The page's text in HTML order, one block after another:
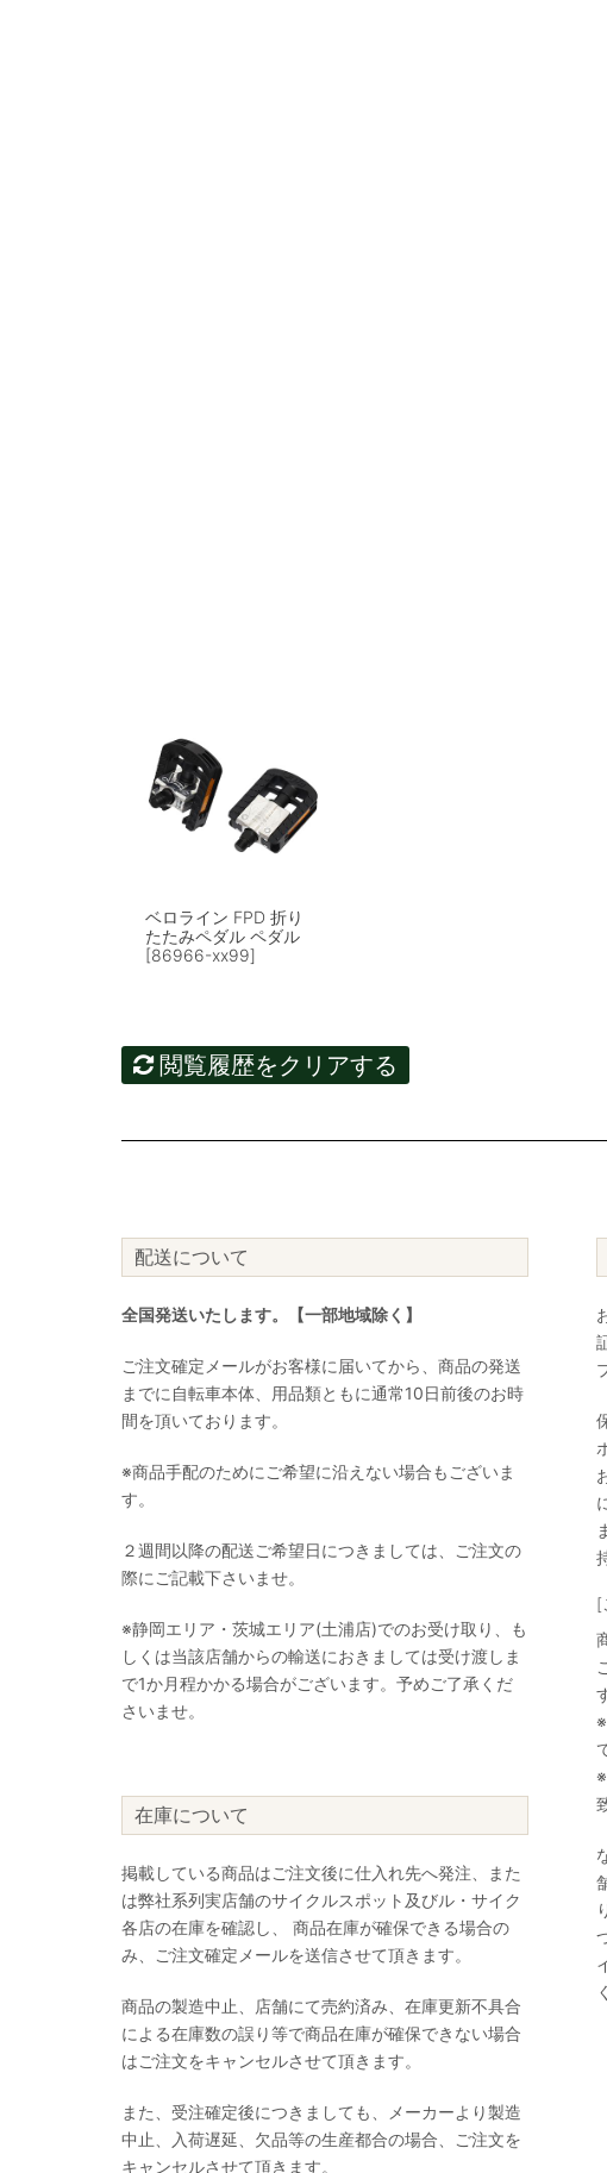
ベロライン FPD 折り
たたみペダル ペダル
[86966-xx99]
閲覧履歴をクリアする
配送について
全国発送いたします。【一部地域除く】
ご注文確定メールがお客様に届いてから、商品の発送
までに自転車本体、用品類ともに通常10日前後のお時
間を頂いております。
※商品手配のためにご希望に沿えない場合もございま
す。
２週間以降の配送ご希望日につきましては、ご注文の
際にご記載下さいませ。
※静岡エリア・茨城エリア(土浦店)でのお受け取り、も
しくは当該店舗からの輸送におきましては受け渡しま
で1か月程かかる場合がございます。予めご了承くだ
さいませ。
在庫について
掲載している商品はご注文後に仕入れ先へ発注、また
は弊社系列実店舗のサイクルスポット及びル・サイク
各店の在庫を確認し、 商品在庫が確保できる場合の
み、ご注文確定メールを送信させて頂きます。
商品の製造中止、店舗にて売約済み、在庫更新不具合
による在庫数の誤り等で商品在庫が確保できない場合
はご注文をキャンセルさせて頂きます。
また、受注確定後につきましても、メーカーより製造
中止、入荷遅延、欠品等の生産都合の場合、ご注文を
キャンセルさせて頂きます。
[